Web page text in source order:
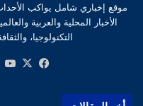
موقع إخباري شامل يواكب
الأخبار المحلية والعربية
التكنولوجيا،
فيسبوك
‫X